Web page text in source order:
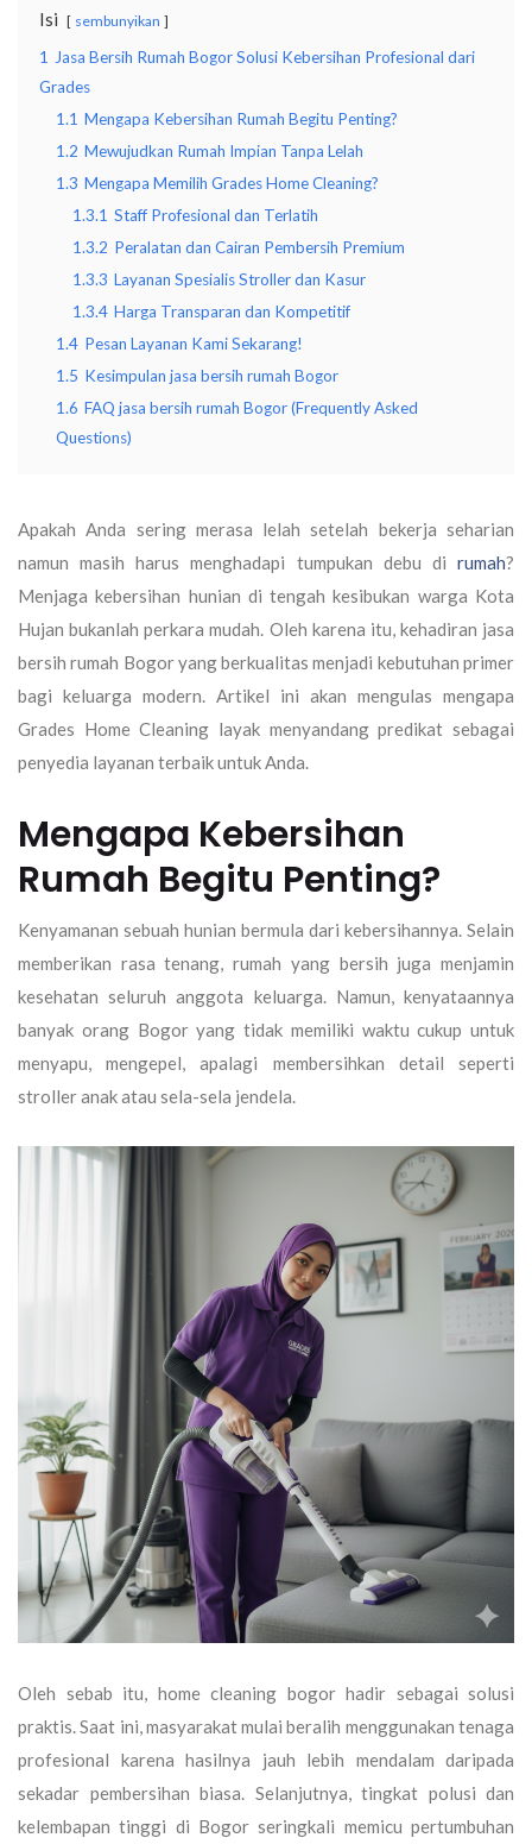
Isi sembunyikan
1
Jasa Bersih Rumah Bogor Solusi Kebersihan Profesional dari
Grades
1.1 Mengapa Kebersihan Rumah Begitu Penting?
1.2 Mewujudkan Rumah Impian Tanpa Lelah
1.3 Mengapa Memilih Grades Home Cleaning?
1.3.1 Staff Profesional dan Terlatih
1.3.2 Peralatan dan Cairan Pembersih Premium
1.3.3 Layanan Spesialis Stroller dan Kasur
1.3.4 Harga Transparan dan Kompetitif
1.4 Pesan Layanan Kami Sekarang!
1.5 Kesimpulan jasa bersih rumah Bogor
1.6 FAQ jasa bersih rumah Bogor (Frequently Asked
Questions)
Apakah Anda sering merasa lelah setelah bekerja seharian
namun masih harus menghadapi tumpukan debu di rumah?
Menjaga kebersihan hunian di tengah kesibukan warga Kota
Hujan bukanlah perkara mudah. Oleh karena itu, kehadiran jasa
bersih rumah Bogoryang berkualitas menjadi kebutuhan primer
bagi keluarga modern. Artikel ini akan mengulas mengapa
Grades Home Cleaning layak menyandang predikat sebagai
penyedia layanan terbaik untuk Anda.
Mengapa Kebersihan
Rumah Begitu Penting?
Kenyamanan sebuah hunian bermula dari kebersihannya. Selain
memberikan rasa tenang, rumah yang bersih juga menjamin
kesehatan seluruh anggota keluarga. Namun, kenyataannya
banyak orang Bogor yang tidak memiliki waktu cukup untuk
menyapu, mengepel, apalagi membersihkan detail seperti
stroller anak atau sela-sela jendela.
Oleh sebab itu, home cleaning bogorhadir sebagai solusi
praktis. Saat ini, masyarakat mulai beralih menggunakan tenaga
profesional karena hasilnya jauh lebih mendalam daripada
sekadar pembersihan biasa. Selanjutnya, tingkat polusi dan
kelembapan tinggi di Bogor seringkali memicu pertumbuhan